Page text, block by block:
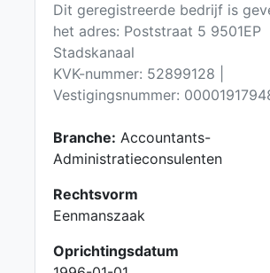
Dit geregistreerde bedrijf is
het adres: Poststraat 5 9501EP
Stadskanaal
KVK-nummer: 52899128 |
Vestigingsnummer:
Branche: Accountants-
Administratieconsulenten
Rechtsvorm
Eenmanszaak
Oprichtingsdatum